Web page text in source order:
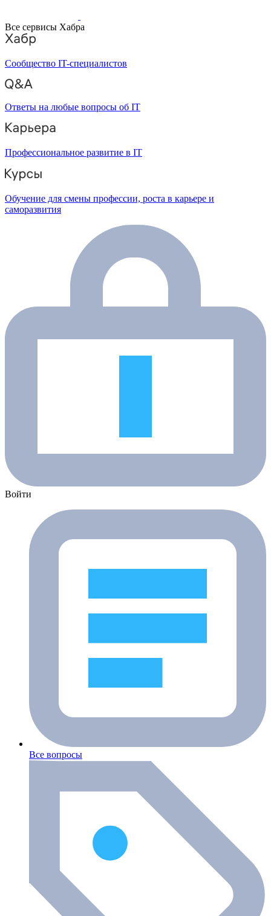
Все сервисы Хабра
Сообщество IT-специалистов
Ответы на любые вопросы об IT
Профессиональное развитие в IT
Обучение для смены профессии, роста в карьере и
саморазвития
Войти
Все вопросы